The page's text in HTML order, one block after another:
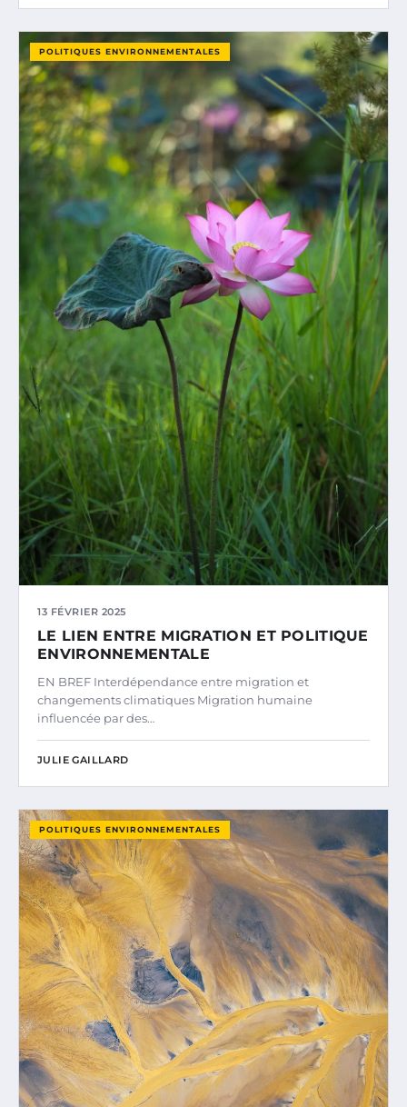
POLITIQUES ENVIRONNEMENTALES
13 FÉVRIER 2025
LE LIEN ENTRE MIGRATION ET POLITIQUE
ENVIRONNEMENTALE
EN BREF Interdépendance entre migration et
changements climatiques Migration humaine
influencée par des…
JULIE GAILLARD
POLITIQUES ENVIRONNEMENTALES